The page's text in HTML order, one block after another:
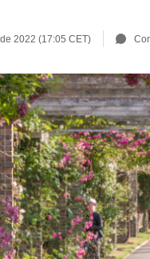
2022 (17:05 CET)